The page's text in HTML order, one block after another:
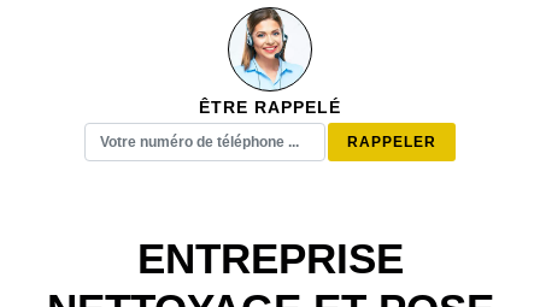
ÊTRE RAPPELÉ
ENTREPRISE